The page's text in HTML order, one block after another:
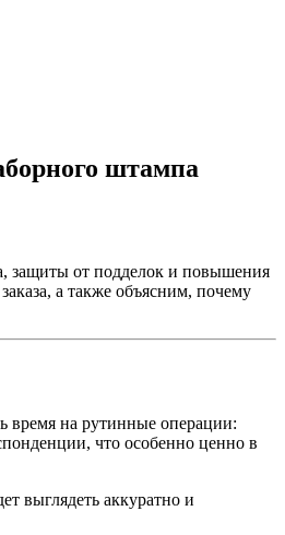
штампа
защиты от подделок и повышения
а также объясним, почему
время на рутинные операции:
что особенно ценно в
выглядеть аккуратно и